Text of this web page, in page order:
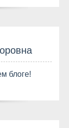
блоге!